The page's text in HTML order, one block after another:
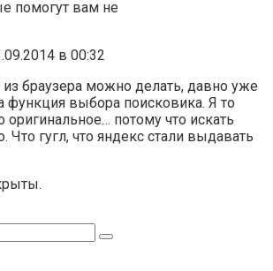
помогут вам не
в 00:32
из браузера можно делать, давно уже
функция выбора поисковика. Я то
оригинальное… потому что искать
Что гугл, что яндекс стали выдавать